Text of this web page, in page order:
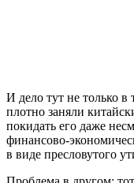
И дело тут не только
плотно заняли
покидать его даже
финансово-
в виде пресловутого